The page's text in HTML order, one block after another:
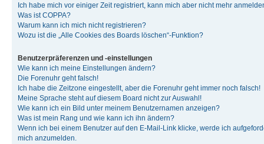
Ich habe mich vor einiger Zeit registriert, kann mich aber nicht mehr
Was ist COPPA?
Warum kann ich mich nicht registrieren?
Wozu ist die „Alle Cookies des Boards löschen“-Funktion?
Benutzerpräferenzen und -einstellungen
Wie kann ich meine Einstellungen ändern?
Die Forenuhr geht falsch!
Ich habe die Zeitzone eingestellt, aber die Forenuhr geht immer noch falsch!
Meine Sprache steht auf diesem Board nicht zur Auswahl!
Wie kann ich ein Bild unter meinem Benutzernamen anzeigen?
Was ist mein Rang und wie kann ich ihn ändern?
Wenn ich bei einem Benutzer auf den E-Mail-Link klicke, werde ich
mich anzumelden.